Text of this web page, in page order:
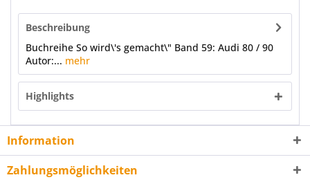
Beschreibung
Buchreihe So wird\'s gemacht\" Band 59: Audi 80 / 90
Autor:... mehr
Highlights
Information
Zahlungsmöglichkeiten